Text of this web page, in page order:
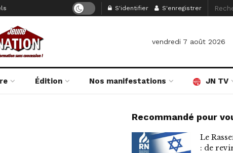
S'identifier S'enregistrer
vendredi 7 août 2026
Édition Nos manifestations JN TV
Recommandé pour
Le
: de